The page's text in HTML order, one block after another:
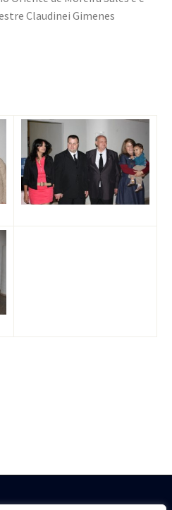
Claudinei Gimenes